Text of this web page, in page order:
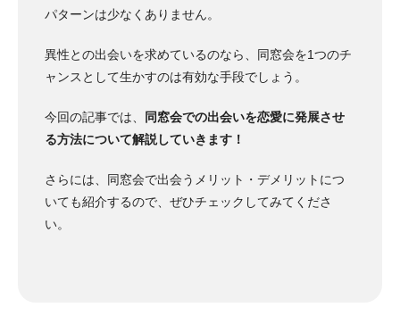
パターンは少なくありません。
異性との出会いを求めているのなら、同窓会を1つのチ
ャンスとして生かすのは有効な手段でしょう。
今回の記事では、
同窓会での出会いを恋愛に発展させ
る方法について解説していきます！
さらには、同窓会で出会うメリット・デメリットにつ
いても紹介するので、ぜひチェックしてみてくださ
い。